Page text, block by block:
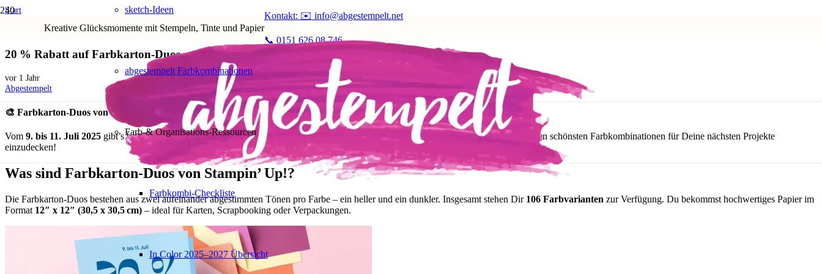
Kreative Glücksmomente mit Stempeln, Tinte und Papier
Kontakt: ✉️ info@abgestempelt.net
📞 0151 626 08 746
sketch-Ideen
abgestempelt Farbkombinationen
Farb-& Organisations-Ressourcen
Farbkombi-Checkliste
In Color 2025–2027 Übersicht
Start
20 % Rabatt auf Farbkarton-Duos – nur vom 9. bis 11. Juli bei Stampin’ Up!
20 % Rabatt auf Farbkarton-Duos – nur vom 9. bis 11. Juli bei Stampin’ Up!
vor 1 Jahr
Abgestempelt
🎨 Farbkarton-Duos von Stampin‘ Up! – Jetzt 20 % günstiger!
Vom 9. bis 11. Juli 2025 gibt’s bei Stampin’ Up!20 % Rabatt auf alle Farbkarton-Duos
– eine fantastische Gelegenheit, um Dich mit den schönsten Farbkombinationen für Deine nächsten Projekte
einzudecken!
Was sind Farbkarton-Duos von Stampin’ Up!?
Die Farbkarton-Duos bestehen aus zwei aufeinander abgestimmten Tönen pro Farbe – ein heller und ein dunkler. Insgesamt stehen Dir 106 Farbvarianten zur Verfügung. Du bekommst hochwertiges Papier im
Format 12″ x 12″ (30,5 x 30,5 cm) – ideal für Karten, Scrapbooking oder Verpackungen.